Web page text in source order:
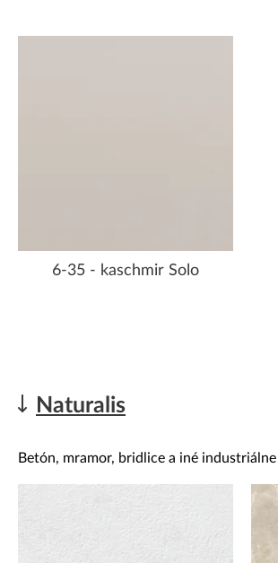
6-35 - kaschmir Solo
Naturalis
Betón, mramor, bridlice a iné